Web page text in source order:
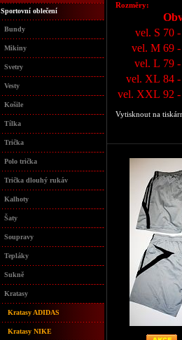
Sportovní oblečení
Bundy
Mikiny
Svetry
Vesty
Košile
Tílka
Trička
Polo trička
Trička dlouhý rukáv
Kalhoty
Šaty
Soupravy
Tepláky
Sukně
Kratasy
Kratasy ADIDAS
Kratasy NIKE
Rozměry:
vel. S 70
vel. M 69
vel. L 79
vel. XL 84
vel. XXL 92
Vytisknout na